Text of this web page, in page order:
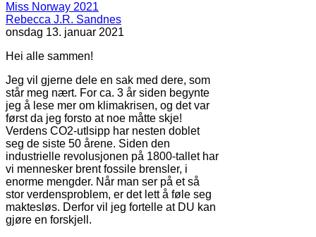
Miss Norway 2021
Rebecca J.R. Sandnes
onsdag 13. januar 2021
Hei alle sammen!
Jeg vil gjerne dele en sak med dere, som
står meg nært. For ca. 3 år siden begynte
jeg å lese mer om klimakrisen, og det var
først da jeg forsto at noe måtte skje!
Verdens CO2-utlsipp har nesten doblet
seg de siste 50 årene. Siden den
industrielle revolusjonen på 1800-tallet har
vi mennesker brent fossile brensler, i
enorme mengder. Når man ser på et så
stor verdensproblem, er det lett å føle seg
maktesløs. Derfor vil jeg fortelle at DU kan
gjøre en forskjell.